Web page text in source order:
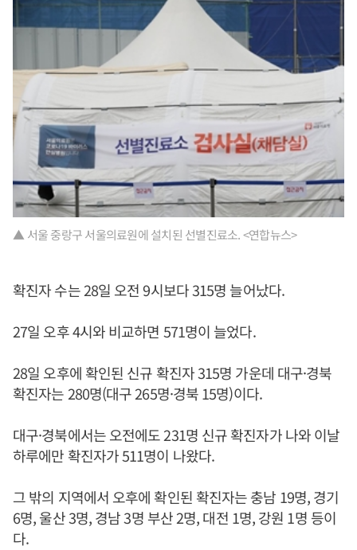
▲ 서울 중랑구 서울의료원에 설치된 선별진료소. <연합뉴스>
확진자 수는 28일 오전 9시보다 315명 늘어났다.
27일 오후 4시와 비교하면 571명이 늘었다.
28일 오후에 확인된 신규 확진자 315명 가운데 대구·경북
확진자는 280명(대구 265명·경북 15명)이다.
대구·경북에서는 오전에도 231명 신규 확진자가 나와 이날
하루에만 확진자가 511명이 나왔다.
그 밖의 지역에서 오후에 확인된 확진자는 충남 19명, 경기
6명, 울산 3명, 경남 3명 부산 2명, 대전 1명, 강원 1명 등이
다.